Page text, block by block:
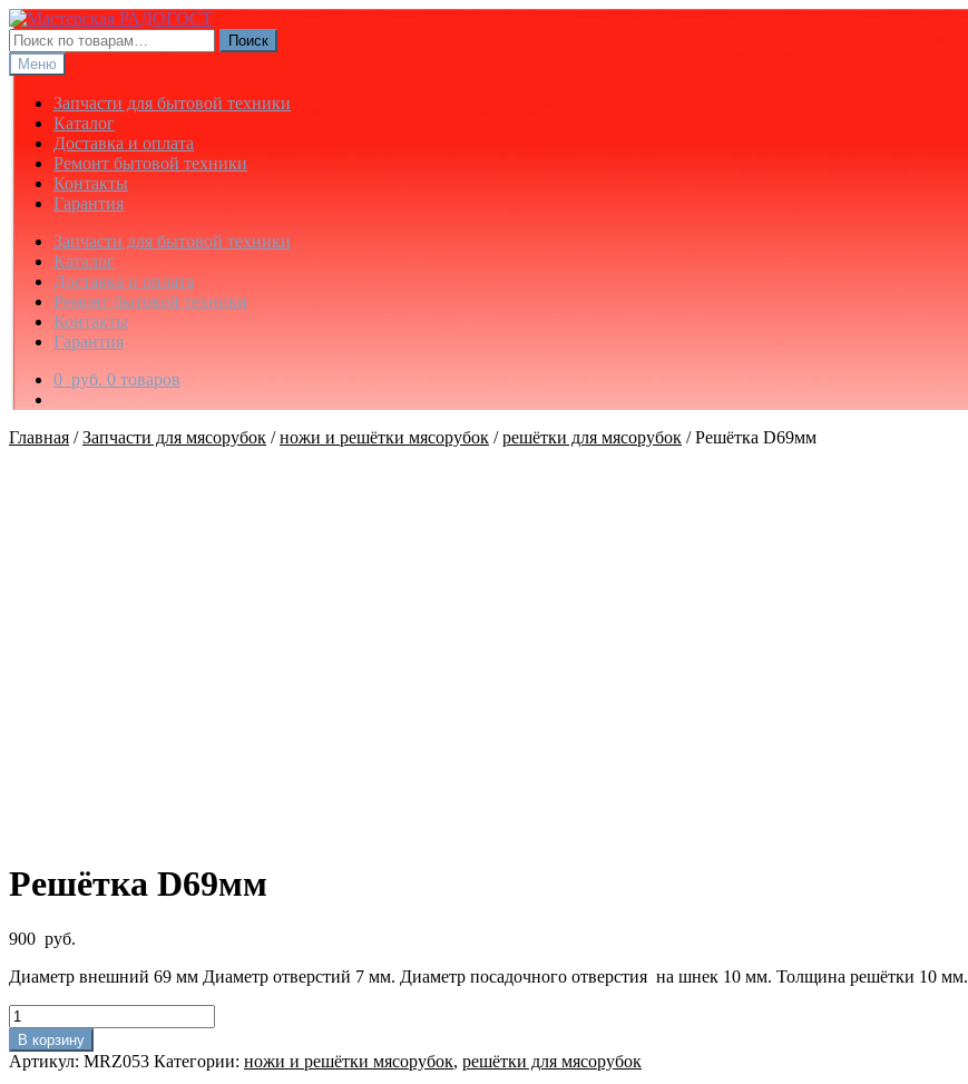
Перейти
к
навигации
Перейти
к
содержимому
Искать:
Поиск
Меню
Запчасти для бытовой техники
Каталог
Доставка и оплата
Ремонт бытовой техники
Контакты
Гарантия
Запчасти для бытовой техники
Каталог
Доставка и оплата
Ремонт бытовой техники
Контакты
Гарантия
0 руб. 0 товаров
Главная /Запчасти для мясорубок /ножи и решётки мясорубок /решётки для мясорубок /Решётка D69мм
Решётка D69мм
900 руб.
Диаметр внешний 69 мм Диаметр отверстий 7 мм. Диаметр посадочного отверстия на шнек 10 мм. Толщина решётки 10 мм.
Количество
товара
Решётка
D69мм
В корзину
Артикул: MRZ053 Категории: ножи и решётки мясорубок, решётки для мясорубок